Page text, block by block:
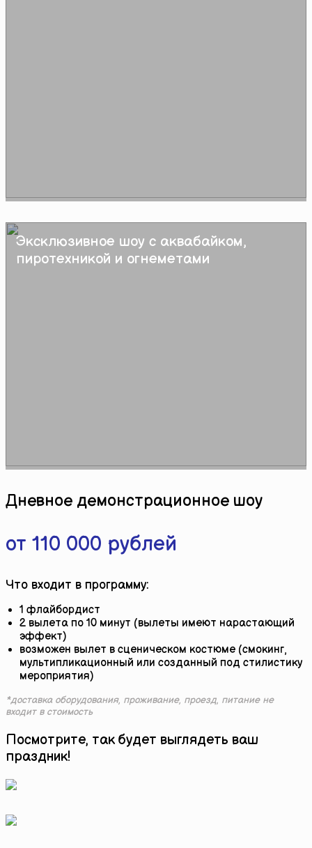
Подробнее
Эксклюзивное шоу с аквабайком,
пиротехникой и огнеметами
Дневное демонстрационное шоу
от 110 000 рублей
Что входит в программу:
1 флайбордист
2 вылета по 10 минут (вылеты имеют нарастающий
эффект)
возможен вылет в сценическом костюме (смокинг,
мультипликационный или созданный под стилистику
мероприятия)
*доставка оборудования, проживание, проезд, питание не
входит в стоимость
Посмотрите, так будет выглядеть ваш
праздник!